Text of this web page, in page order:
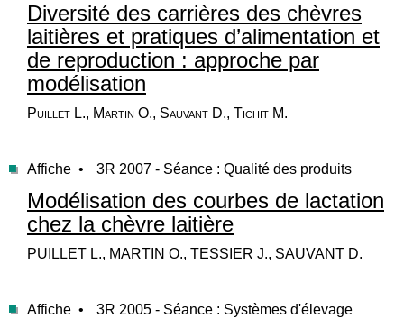
Diversité des carrières des chèvres
laitières et pratiques d’alimentation et
de reproduction : approche par
modélisation
Puillet L., Martin O., Sauvant D., Tichit M.
Affiche • 3R 2007 - Séance : Qualité des produits
Modélisation des courbes de lactation
chez la chèvre laitière
PUILLET L., MARTIN O., TESSIER J., SAUVANT D.
Affiche • 3R 2005 - Séance : Systèmes d'élevage